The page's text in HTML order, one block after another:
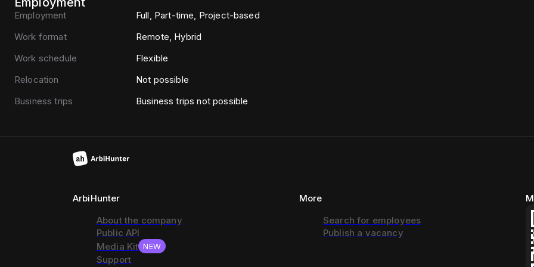
Employment
Full, Part-time, Project-based
Work format
Remote, Hybrid
Work schedule
Flexible
Relocation
Not possible
Business trips
Business trips not possible
ArbiHunter
About the company
Public API
Media Kit NEW
Support
More
Search for employees
Publish a vacancy